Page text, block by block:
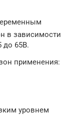
в зависимости
до 65В.
применения:
уровнем